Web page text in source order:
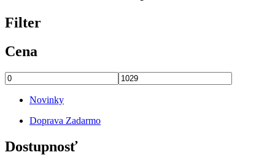
Filter
Cena
Novinky
Doprava Zadarmo
Dostupnosť